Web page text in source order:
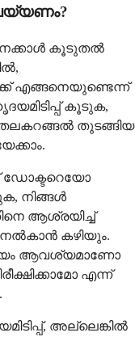
കൂടുതൽ
എങ്ങനെയുണ്ടെന്ന്
കൂടുക,
തുടങ്ങിയ
ഡോക്ടറെയോ
നിങ്ങൾ
ആശ്രയിച്ച്
നൽകാൻ കഴിയും.
ആവശ്യമാണോ
എന്ന്
അല്ലെങ്കിൽ